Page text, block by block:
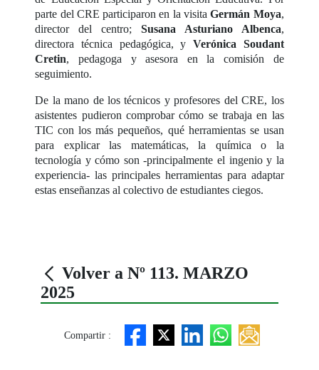
parte del CRE participaron en la visitaGermán Moya,
director del centro; Susana Asturiano Albenca,
directora técnica pedagógica, y Verónica Soudant
Cretin, pedagoga y asesora en la comisión de
seguimiento.
De la mano de los técnicos y profesores del CRE, los
asistentes pudieron comprobar cómo se trabaja en las
TIC con los más pequeños, qué herramientas se usan
para explicar las matemáticas, la química o la
tecnología y cómo son -principalmente el ingenio y la
experiencia- las principales herramientas para adaptar
estas enseñanzas al colectivo de estudiantes ciegos.
Volver a Nº 113. MARZO
2025
Compartir :